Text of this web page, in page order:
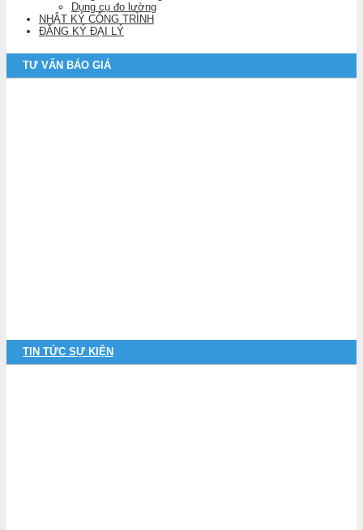
Dụng cụ đo lường
NHẬT KÝ CÔNG TRÌNH
ĐĂNG KÝ ĐẠI LÝ
TƯ VẤN BÁO GIÁ
TIN TỨC SỰ KIỆN